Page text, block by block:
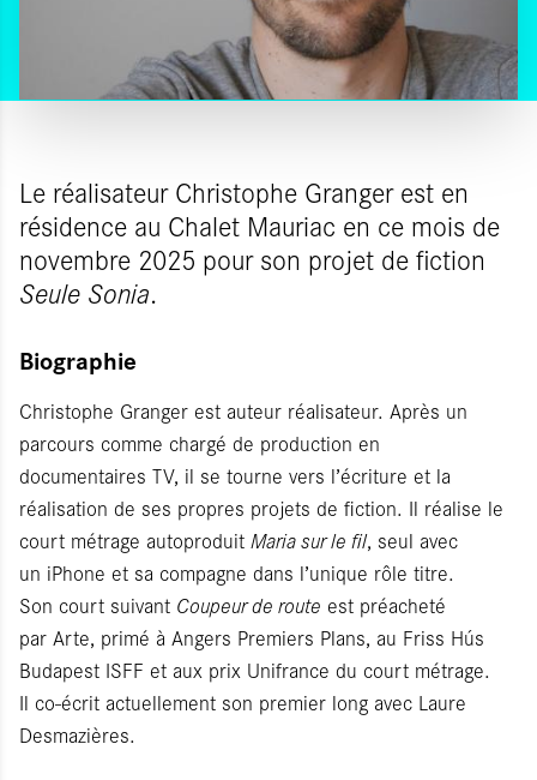
Le réalisateur Christophe Granger est en
résidence au Chalet Mauriac en ce mois de
novembre 2025 pour son projet de fiction
Seule Sonia.
Biographie
Christophe Granger est auteur réalisateur. Après un
parcours comme chargé de production en
documentaires TV, il se tourne vers l’écriture et la
réalisation de ses propres projets de fiction. Il réalise le
court métrage autoproduit Maria sur le fil, seul avec
un iPhone et sa compagne dans l’unique rôle titre.
Son court suivant Coupeur de route est préacheté
par Arte, primé à Angers Premiers Plans, au Friss Hús
Budapest ISFF et aux prix Unifrance du court métrage.
Il co-écrit actuellement son premier long avec Laure
Desmazières.